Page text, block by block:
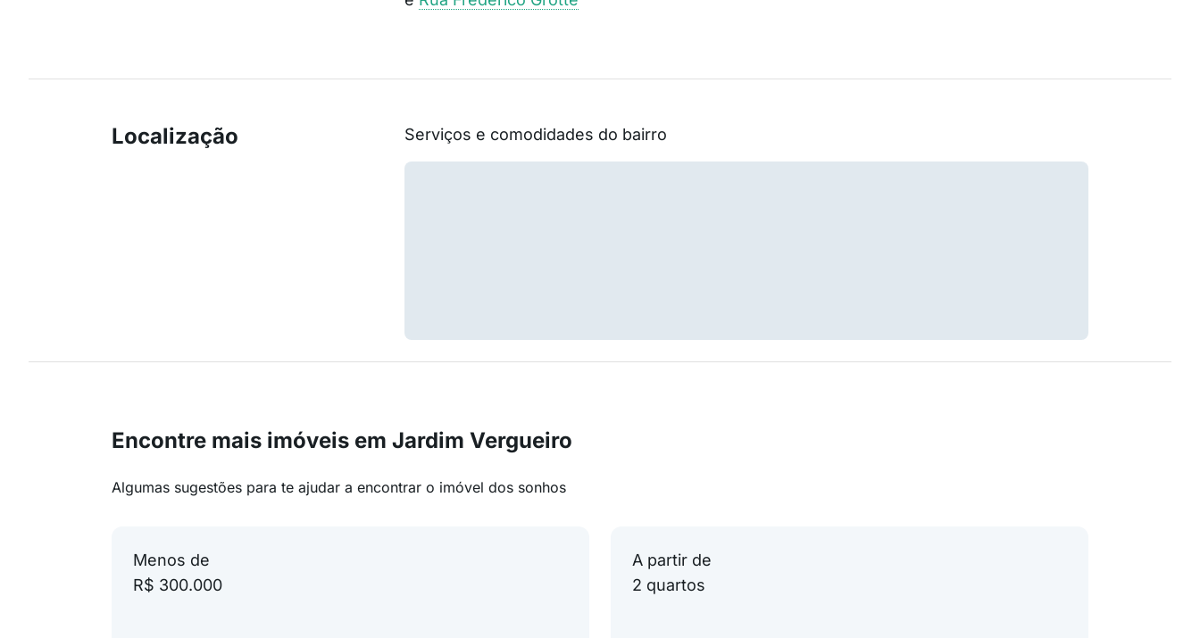
Localização Serviços e comodidades do bairro
Encontre mais imóveis em Jardim Vergueiro
Algumas sugestões para te ajudar a encontrar o imóvel dos sonhos
Menos de
R$ 300.000
A partir de
2 quartos